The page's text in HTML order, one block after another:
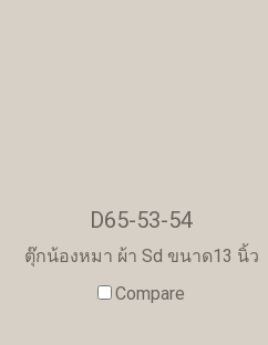
D65-53-54
ตุ๊กน้องหมา ผ้า Sd ขนาด13 นิ้ว
Compare